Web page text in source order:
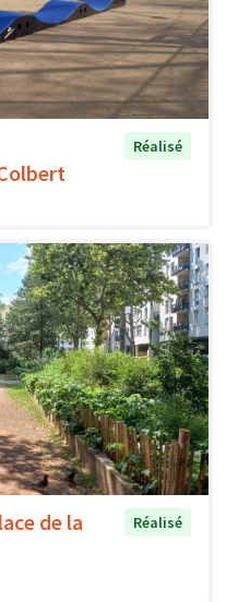
Réalisé
de la
Réalisé